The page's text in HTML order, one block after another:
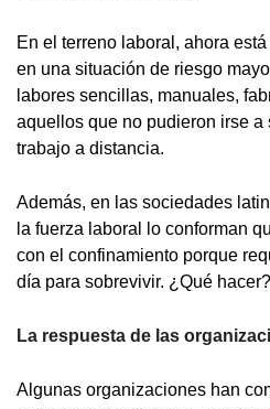
En el terreno laboral, ahora
en una situación de riesgo
labores sencillas, manuales,
aquellos que no pudieron irse a
trabajo a distancia.
Además, en las sociedades
la fuerza laboral lo conforman
con el confinamiento porque
día para sobrevivir. ¿Qué hacer?
La respuesta de las
Algunas organizaciones han